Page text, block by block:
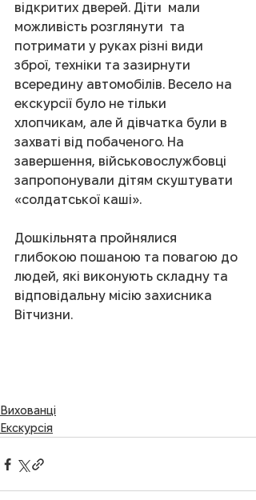
відкритих дверей. Діти  мали
можливість розглянути  та
потримати у руках різні види
зброї, техніки та зазирнути
всередину автомобілів. Весело на
екскурсії було не тільки
хлопчикам, але й дівчатка були в
захваті від побаченого. На
завершення, військовослужбовці
запропонували дітям скуштувати
«солдатської каші».
Дошкільнята пройнялися
глибокою пошаною та повагою до
людей, які виконують складну та
відповідальну місію захисника
Вітчизни.
Вихованці
Екскурсія